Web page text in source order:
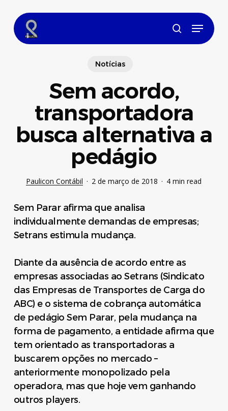
main
content
search
Menu
Notícias
Sem acordo,
transportadora
busca alternativa a
pedágio
Paulicon Contábil 2 de março de 2018 4 min read
Sem Parar afirma que analisa
individualmente demandas de empresas;
Setrans estimula mudança.
Diante da ausência de acordo entre as
empresas associadas ao Setrans (Sindicato
das Empresas de Transportes de Carga do
ABC) e o sistema de cobrança automática
de pedágio Sem Parar, pela mudança na
forma de pagamento, a entidade afirma que
tem orientado as transportadoras a
buscarem opções no mercado –
anteriormente monopolizado pela
operadora, mas que hoje vem ganhando
outros players.